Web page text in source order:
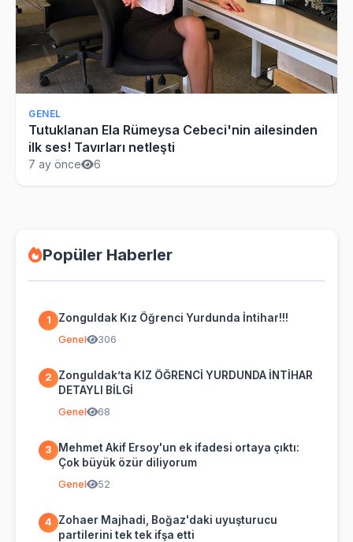
GENEL
Tutuklanan Ela Rümeysa Cebeci'nin ailesinden
ilk ses! Tavırları netleşti
7 ay önce 6
Popüler Haberler
1 Zonguldak Kız Öğrenci Yurdunda İntihar!!!
Genel 306
2
Zonguldak’ta KIZ ÖĞRENCİ YURDUNDA İNTİHAR
DETAYLI BİLGİ
Genel 68
3
Mehmet Akif Ersoy'un ek ifadesi ortaya çıktı:
Çok büyük özür diliyorum
Genel 52
4
Zohaer Majhadi, Boğaz'daki uyuşturucu
partilerini tek tek ifşa etti